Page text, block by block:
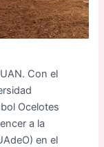
Con el
Ocelotes
a la
en el